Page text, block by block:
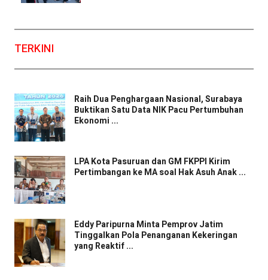
TERKINI
Raih Dua Penghargaan Nasional, Surabaya
Buktikan Satu Data NIK Pacu Pertumbuhan
Ekonomi ...
LPA Kota Pasuruan dan GM FKPPI Kirim
Pertimbangan ke MA soal Hak Asuh Anak ...
Eddy Paripurna Minta Pemprov Jatim
Tinggalkan Pola Penanganan Kekeringan
yang Reaktif ...